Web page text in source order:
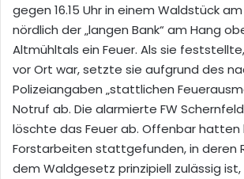
gegen 16.15 Uhr in einem Waldstück
nördlich der „langen Bank“ am Hang
Altmühltals ein Feuer. Als sie
vor Ort war, setzte sie aufgrund des
Polizeiangaben „stattlichen
Notruf ab. Die alarmierte FW
löschte das Feuer ab. Offenbar hatten
Forstarbeiten stattgefunden, in deren
dem Waldgesetz prinzipiell zulässig ist,